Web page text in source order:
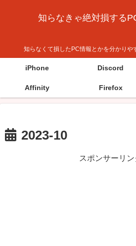
知らなきゃ絶対損する
知らなくて損したPC情報とかを分かりや
iPhone Discord
Affinity Firefox
2023-10
スポンサーリン